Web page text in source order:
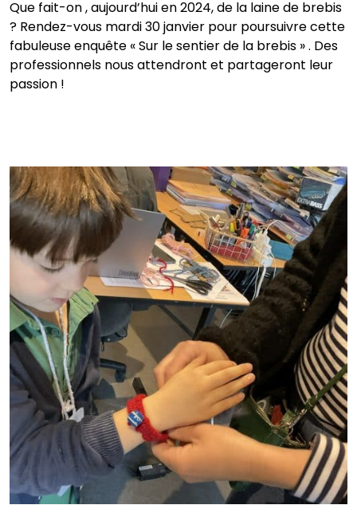
Que fait-on , aujourd’hui en 2024, de la laine de brebis
? Rendez-vous mardi 30 janvier pour poursuivre cette
fabuleuse enquête « Sur le sentier de la brebis » . Des
professionnels nous attendront et partageront leur
passion !